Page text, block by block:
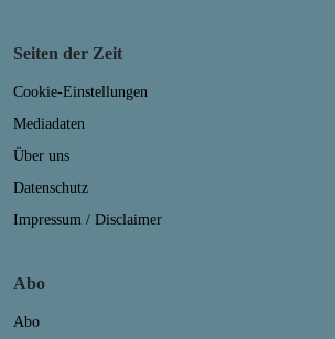
Seiten der Zeit
Cookie-Einstellungen
Mediadaten
Über uns
Datenschutz
Impressum / Disclaimer
Abo
Abo